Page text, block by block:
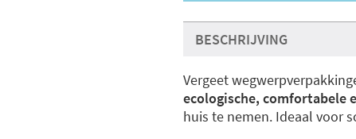
BESCHRIJVING
Vergeet
ecologische, comfortabele
huis te nemen. Ideaal voor